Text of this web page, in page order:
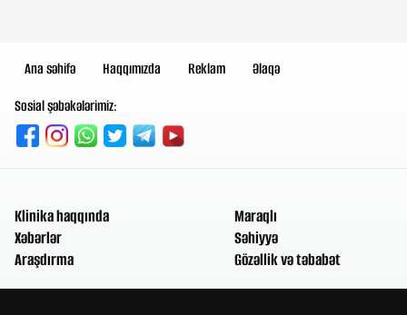
Ana səhifə Haqqımızda Reklam
Əlaqə
Sosial şəbəkələrimiz:
Klinika haqqında
Xəbərlər
Araşdırma
Maraqlı
Səhiyyə
Gözəllik və təbabət